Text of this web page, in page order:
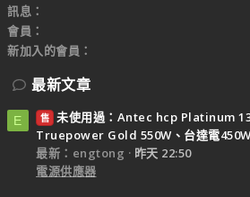
訊息
會員
新加入的會員
最新文章
E 售 未使用過：Antec hcp Platinum
Truepower Gold 550W、台達電450W
最新：engtong
昨天 22:50
電源供應器